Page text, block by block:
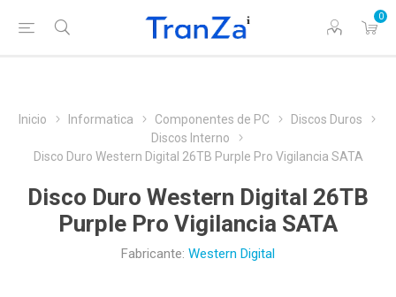
0
Inicio Informatica Componentes de PC
Discos Duros
Discos Interno
Disco Duro Western Digital 26TB Purple Pro Vigilancia SATA
Disco Duro Western Digital 26TB
Purple Pro Vigilancia SATA
Fabricante: Western Digital